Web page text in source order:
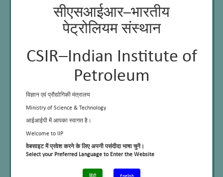
सीएसआईआर–भारतीय
पेट्रोलियम संस्थान
CSIR–Indian Institute of
Petroleum
विज्ञान एवं प्रौद्योगिकी मंत्रालय
Ministry of Science & Technology
आईआईपी में आपका स्वागत है।
Welcome to IIP
वेबसाइट में प्रवेश करने के लिए अपनी पसंदीदा भाषा चुनें।
Select your Preferred Language to Enter the Website